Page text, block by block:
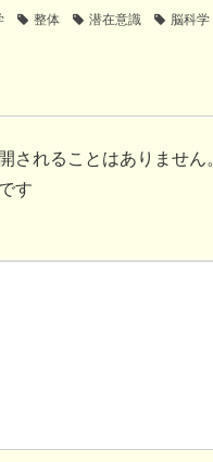
整体 潜在意識 脳科学
されることはありません。
す